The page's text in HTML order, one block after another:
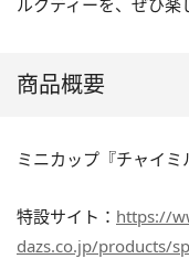
ルクティーを、ぜひ楽
商品概要
ミニカップ『チャイミ
特設サイト： https://
dazs.co.jp/products/